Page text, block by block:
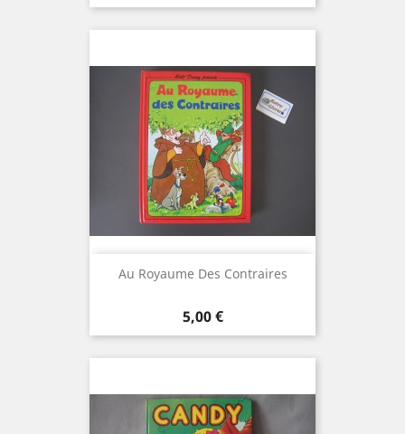
Au Royaume Des Contraires
Prix
5,00 €